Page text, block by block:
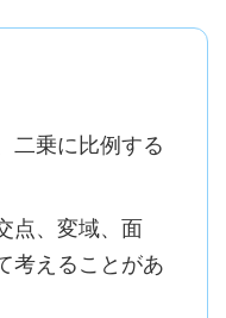
二乗に比例する
点、変域、面
考えることがあ